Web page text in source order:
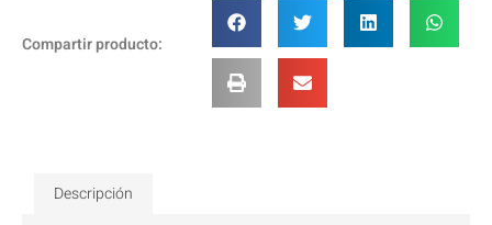
Compartir producto:
Descripción